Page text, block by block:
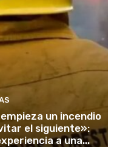
un incendio
el siguiente»:
a una...